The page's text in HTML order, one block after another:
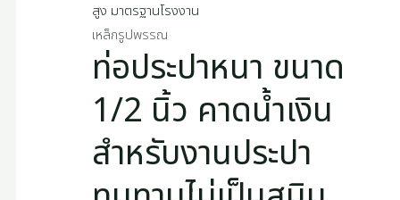
เหล็กรูปพรรณ
ท่อประปาหนา ขนาด
1/2 นิ้ว คาดน้ำเงิน
สำหรับงานประปา